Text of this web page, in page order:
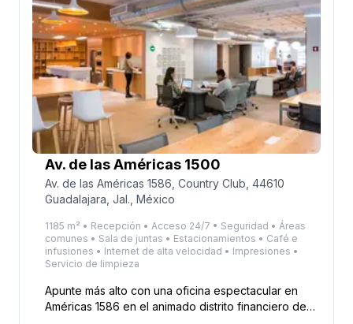
características tecnológicas de vanguardia.
Av. de las Américas 1500
Av. de las Américas 1586, Country Club, 44610
Guadalajara, Jal., México
1185 m² • Recepción • Acceso 24/7 • Seguridad • Áreas
comunes • Sala de juntas • Estacionamientos • Café e
infusiones • Internet de alta velocidad • Impresiones •
Servicio de limpieza
Apunte más alto con una oficina espectacular en
Américas 1586 en el animado distrito financiero de